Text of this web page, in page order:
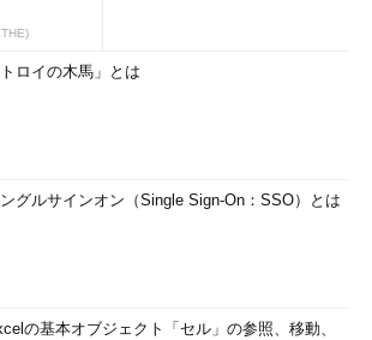
トロイの木馬」とは
グルサインオン（Single Sign-On：SSO）とは
の基本オブジェクト「セル」の参照、移動、